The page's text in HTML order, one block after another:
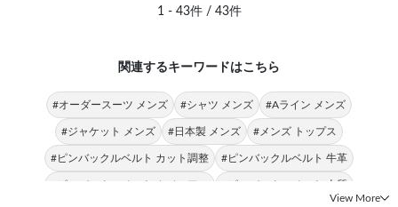
1 - 43件 / 43件
関連するキーワードはこちら
#オーダースーツ メンズ #シャツ メンズ #Aライン メンズ
#ジャケット メンズ #日本製 メンズ #メンズ トップス
#ピンバックルベルト カット調整 #ピンバックルベルト 牛革
#ピンバックルベルト カジュアル #ピンバックルベルト 上質
View More